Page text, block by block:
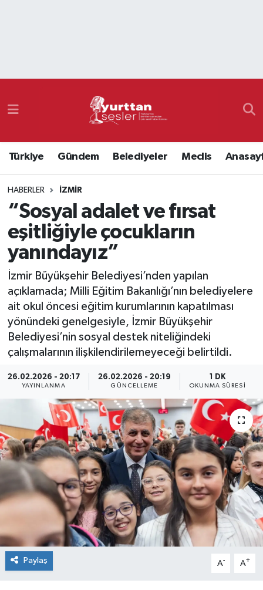
Türkiye Gündem Belediyeler Meclis
HABERLER İZMIR
“Sosyal adalet ve fırsat
eşitliğiyle çocukların
yanındayız”
İzmir Büyükşehir Belediyesi’nden yapılan
açıklamada; Milli Eğitim Bakanlığı’nın belediyelere
ait okul öncesi eğitim kurumlarının kapatılması
yönündeki genelgesiyle, İzmir Büyükşehir
Belediyesi’nin sosyal destek niteliğindeki
çalışmalarının ilişkilendirilemeyeceği belirtildi.
26.02.2026 - 20:17
YAYINLANMA
26.02.2026 - 20:19
GÜNCELLEME
1 DK
OKUNMA SÜRESI
Paylaş A- A+
Namaz Vakitleri
Süper Lig Puan Durumu ve Fikstür
Tüm Manşetler
Son Dakika Haberleri
Haber Arşivi